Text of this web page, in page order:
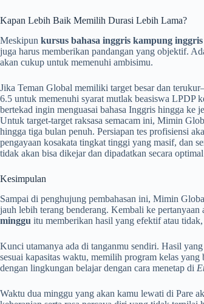
Kapan Lebih Baik Memilih Durasi Lebih Lama?
Meskipun kursus bahasa inggris kampung
juga harus memberikan pandangan yang objektif.
akan cukup untuk memenuhi ambisimu.
Jika Teman Global memiliki target besar dan
6.5 untuk memenuhi syarat mutlak beasiswa LPDP
bertekad ingin menguasai bahasa Inggris hingga ke
Untuk target-target raksasa semacam ini, Mimin
hingga tiga bulan penuh. Persiapan tes profisiensi
pengayaan kosakata tingkat tinggi yang masif, dan
tidak akan bisa dikejar dan dipadatkan secara
Kesimpulan
Sampai di penghujung pembahasan ini, Mimin
jauh lebih terang benderang. Kembali ke pertanyaan
minggu itu memberikan hasil yang efektif atau
Kunci utamanya ada di tanganmu sendiri. Hasil
sesuai kapasitas waktu, memilih program kelas
dengan lingkungan belajar dengan cara menetap di
Waktu dua minggu yang akan kamu lewati di Pare